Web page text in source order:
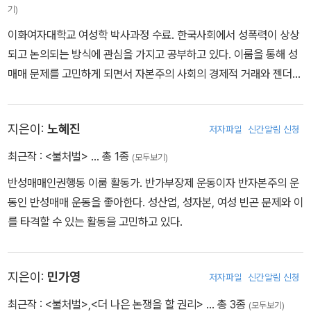
기)
이화여자대학교 여성학 박사과정 수료. 한국사회에서 성폭력이 상상
되고 논의되는 방식에 관심을 가지고 공부하고 있다. 이룸을 통해 성
매매 문제를 고민하게 되면서 자본주의 사회의 경제적 거래와 젠더폭
지은이: 노혜진 저자파일 신간알림 신청
최근작 : <불처벌> … 총 1종 (모두보기)
반성매매인권행동 이룸 활동가. 반가부장제 운동이자 반자본주의 운
동인 반성매매 운동을 좋아한다. 성산업, 성자본, 여성 빈곤 문제와 이
를 타격할 수 있는 활동을 고민하고 있다.
지은이: 민가영 저자파일 신간알림 신청
최근작 : <불처벌>,<더 나은 논쟁을 할 권리> … 총 3종 (모두보기)